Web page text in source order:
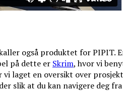
også produktet for PIPIT.
på dette er Skrim, hvor vi
vi laget en oversikt over
slik at du kan navigere deg